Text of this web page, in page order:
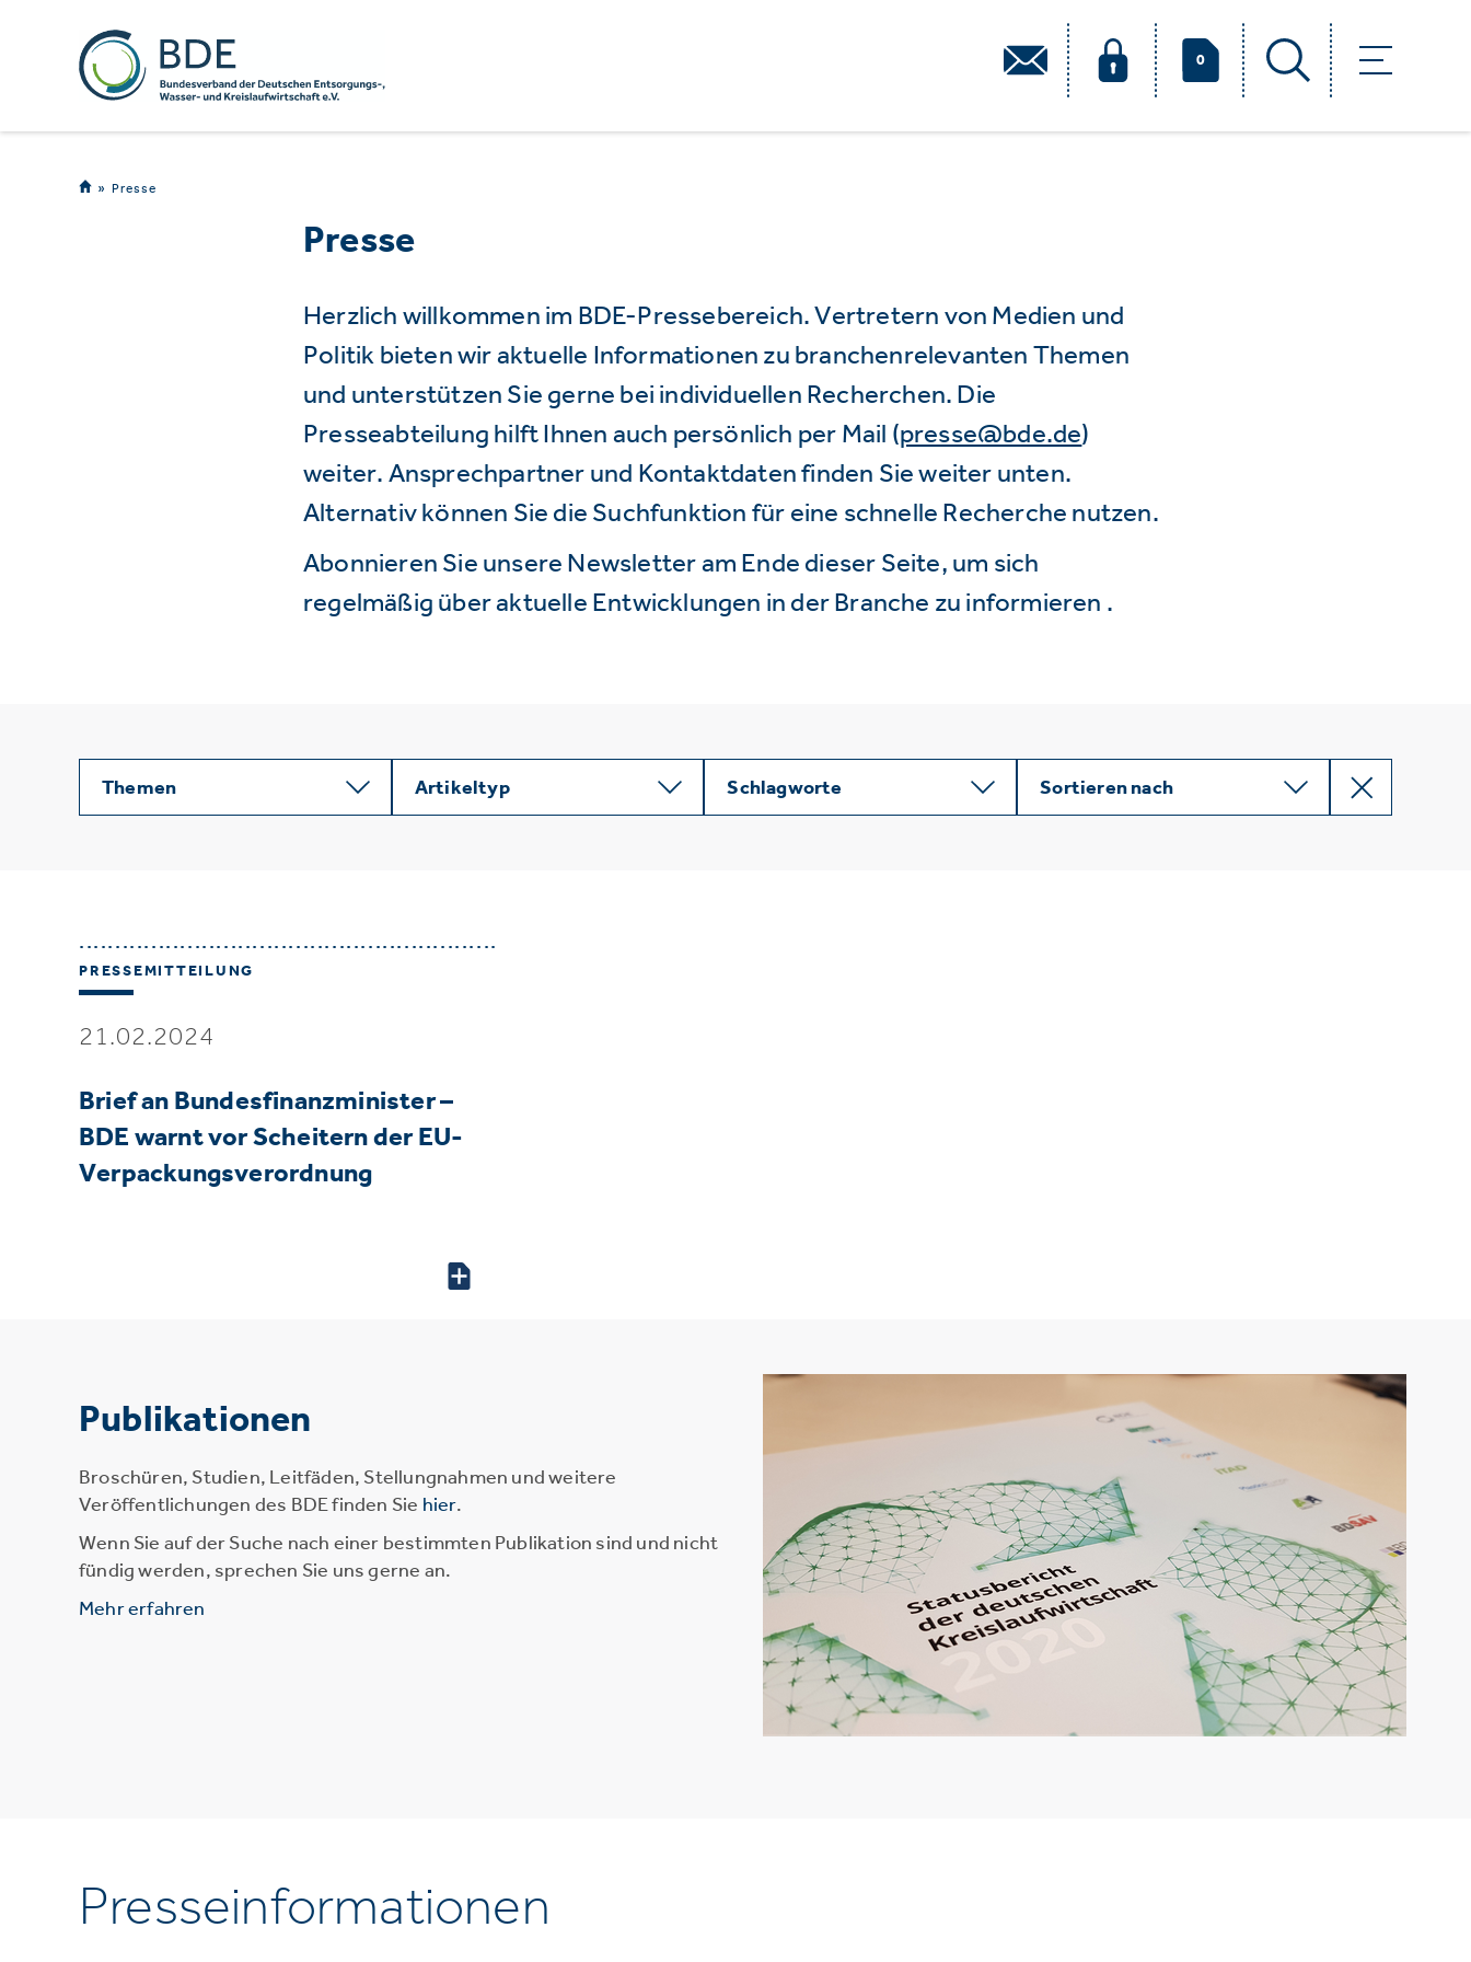
0
Presse
Presse
Herzlich willkommen im BDE-Pressebereich. Vertretern von Medien und
Politik bieten wir aktuelle Informationen zu branchenrelevanten Themen
und unterstützen Sie gerne bei individuellen Recherchen. Die
Presseabteilung hilft Ihnen auch persönlich per Mail (presse@bde.de)
weiter. Ansprechpartner und Kontaktdaten finden Sie weiter unten.
Alternativ können Sie die Suchfunktion für eine schnelle Recherche nutzen.
Abonnieren Sie unsere Newsletter am Ende dieser Seite, um sich
regelmäßig über aktuelle Entwicklungen in der Branche zu informieren .
Themen Artikeltyp Schlagworte Sortieren nach
PRESSEMITTEILUNG
21.02.2024
Brief an Bundesfinanzminister –
BDE warnt vor Scheitern der EU-
Verpackungsverordnung
Publikationen
Broschüren, Studien, Leitfäden, Stellungnahmen und weitere
Veröffentlichungen des BDE finden Sie hier.
Wenn Sie auf der Suche nach einer bestimmten Publikation sind und nicht
fündig werden, sprechen Sie uns gerne an.
Mehr erfahren
Presseinformationen